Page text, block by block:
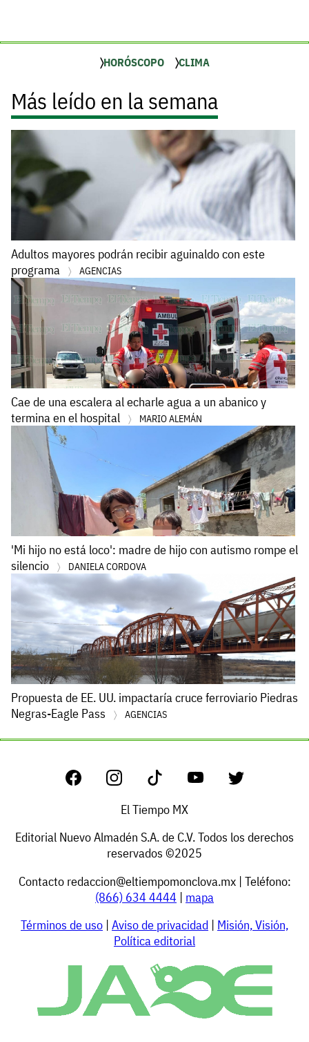
HORÓSCOPO CLIMA
Más leído en la semana
Adultos mayores podrán recibir aguinaldo con este
programa
AGENCIAS
Cae de una escalera al echarle agua a un abanico y
termina en el hospital
MARIO ALEMÁN
'Mi hijo no está loco': madre de hijo con autismo rompe el
silencio
DANIELA CORDOVA
Propuesta de EE. UU. impactaría cruce ferroviario Piedras
Negras-Eagle Pass
AGENCIAS
El Tiempo MX
Editorial Nuevo Almadén S.A. de C.V. Todos los derechos
reservados ©2025
Contacto redaccion@eltiempomonclova.mx| Teléfono:
(866) 634 4444 | mapa
Términos de uso | Aviso de privacidad | Misión, Visión,
Política editorial